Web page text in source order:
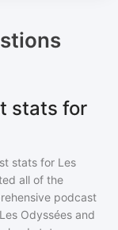
stats for
stats for Les
all of the
podcast
Les Odyssées and